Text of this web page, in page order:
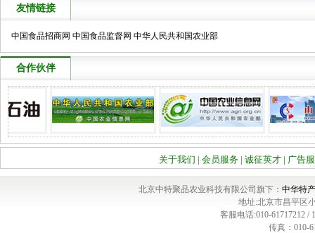
友情链接
中国食品招商网 中国食品监督网 中华人民共和国农业部
合作伙伴
关于我们 | 会员服务 | 诚征英才 | 广告
北京中特聚品农业科技有限公司旗下： 中华特
地址:北京市昌平区
客服电话:010-61717212 /
传真：010-